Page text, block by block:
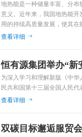
地热能是一种储量丰富、分
意义。近年来，我国地热能
用的持续高质量发展，使其在
查看详细
恒有源集团举办“新
为深入学习和理解新版《中
民共和国第十三届全国人民代
查看详细
双碳目标邂逅服贸